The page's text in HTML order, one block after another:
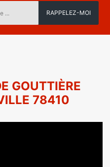
GOUTTIÈRE
78410